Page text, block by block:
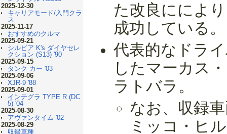
2025-12-30
キャリアモード/入門クラ
ス
2025-11-17
おすすめのクルマ
2025-09-21
シルビア K's ダイヤセレ
クション (S13) '90
2025-09-15
タンク カー '03
2025-09-06
XJR-9 '88
2025-09-01
インテグラ TYPE R (DC
5) '04
2025-08-30
アヴァンタイム '02
2025-08-29
収録車種
た改良にによ
成功している。
代表的なドラ
したマーカス
ラトバラ。
なお、収録
ミッコ・ヒ